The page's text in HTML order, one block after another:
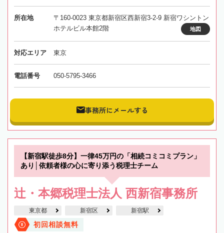
所在地
〒160-0023 東京都新宿区西新宿3-2-9 新宿ワシントン
ホテルビル本館2階
地図
対応エリア 東京
電話番号 050-5795-3466
事務所にメールする
【新宿駅徒歩8分】一律45万円の「相続コミコミプラン」
あり│依頼者様の心に寄り添う税理士チーム
辻・本郷税理士法人 西新宿事務所
東京都 新宿区 新宿駅
初回相談無料